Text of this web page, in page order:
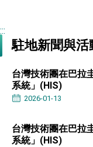
臺美經
成「
卓揆
利戰
策略
:::
駐地新聞與活
台灣技術團在巴拉
系統」(HIS)
2026-01-13
台灣技術團在巴拉
系統」(HIS)